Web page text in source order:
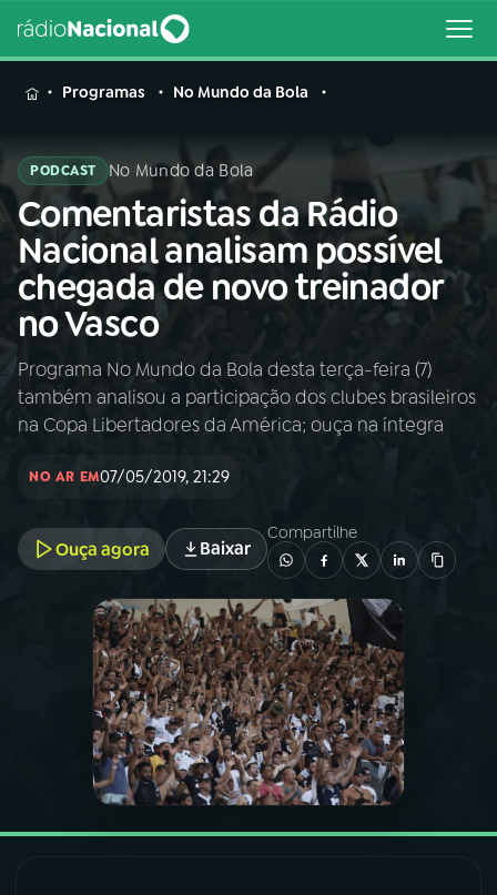
MENU
Buscar
na
Rádio
Nacional
Buscar
01 INÍCIO
02A RÁDIO
03PROGRAMAÇÃO
PROGRAMAS
PODCASTS
VIDEOCASTS
07ÚLTIMAS
Programas No Mundo da Bola
PODCAST No Mundo da Bola
Comentaristas da Rádio
Nacional analisam possível
chegada de novo treinador
no Vasco
Programa No Mundo da Bola desta terça-feira (7)
também analisou a participação dos clubes brasileiros
na Copa Libertadores da América; ouça na íntegra
NO AR EM07/05/2019, 21:29
Ouça agora Baixar
Compartilhe